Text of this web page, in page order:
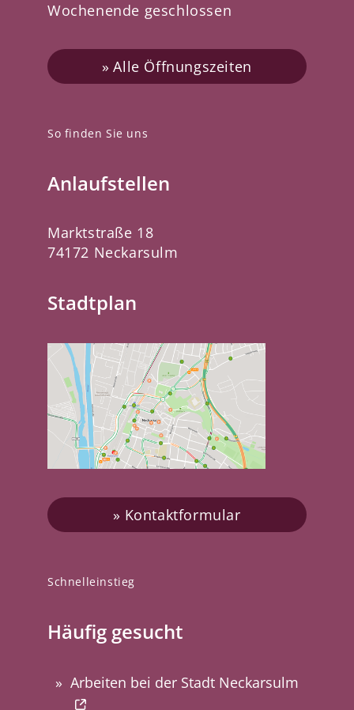
Schnelleinstieg
Häufig gesucht
Arbeiten bei der Stadt Neckarsulm
So finden Sie uns
Anlaufstellen
Marktstraße 18
74172 Neckarsulm
Stadtplan
Kontaktformular
Wochenende geschlossen
Alle Öffnungszeiten